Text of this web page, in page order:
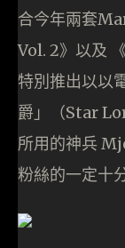
合今年兩套
Vol. 2》以及
特別推出以以
爵」（Star
所用的神兵
粉絲的一定十